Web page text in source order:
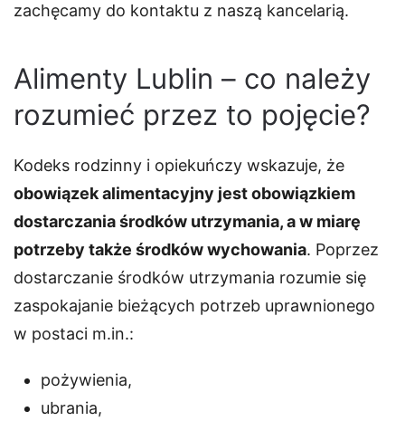
zachęcamy do kontaktu z naszą kancelarią.
Alimenty Lublin – co należy
rozumieć przez to pojęcie?
Kodeks rodzinny i opiekuńczy wskazuje, że
obowiązek alimentacyjny jest obowiązkiem
dostarczania środków utrzymania, a w miarę
potrzeby także środków wychowania. Poprzez
dostarczanie środków utrzymania rozumie się
zaspokajanie bieżących potrzeb uprawnionego
w postaci m.in.:
pożywienia,
ubrania,